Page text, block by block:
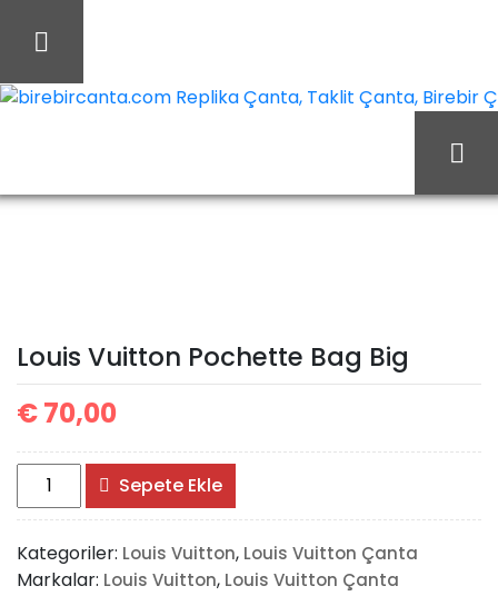
Bag Big
Louis Vuitton Pochette Bag Big
€70,00
Louis
Vuitton
Pochette
Bag
Big
Sepete Ekle
Kategoriler: Louis Vuitton, Louis Vuitton Çanta
Markalar: Louis Vuitton, Louis Vuitton Çanta